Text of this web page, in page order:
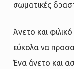
σωματικές
Άνετο και
εύκολα να
Ένα άνετο και